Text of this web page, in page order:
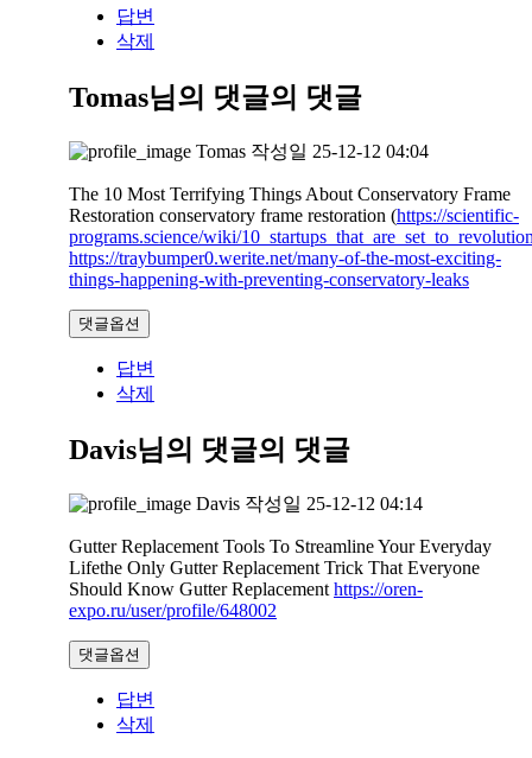
답변
삭제
Tomas님의 댓글의 댓글
Tomas 작성일 25-12-12 04:04
The 10 Most Terrifying Things About Conservatory Frame
Restoration conservatory frame restoration (https://scientific-
programs.science/wiki/
https://traybumper0.werite.net/many-of-the-most-exciting-
things-happening-with-preventing-conservatory-leaks
댓글옵션
답변
삭제
Davis님의 댓글의 댓글
Davis 작성일 25-12-12 04:14
Gutter Replacement Tools To Streamline Your Everyday
Lifethe Only Gutter Replacement Trick That Everyone
Should Know Gutter Replacement https://oren-
expo.ru/user/profile/648002
댓글옵션
답변
삭제